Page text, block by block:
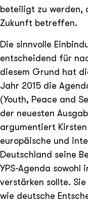
beteiligt zu werden,
Zukunft betreffen.
Die sinnvolle
entscheidend für
diesem Grund hat
Jahr 2015 die
(Youth, Peace and
der neuesten
argumentiert Kirsten
europäische und
Deutschland seine
YPS-Agenda
verstärken sollte.
wie deutsche